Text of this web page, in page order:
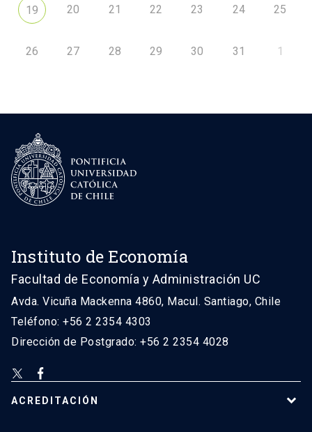
19 20 21 22 23 24 25
26 27 28 29 30 31 1
Instituto de Economía
Facultad de Economía y Administración UC
Avda. Vicuña Mackenna 4860, Macul. Santiago, Chile
Teléfono: +56 2 2354 4303
Dirección de Postgrado: +56 2 2354 4028
ACREDITACIÓN